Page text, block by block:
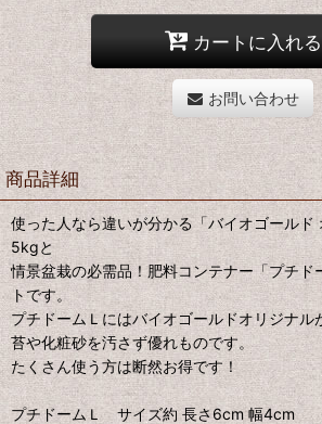
カートに入れる
お問い合わせ
商品詳細
使った人なら違いが分かる「バイオゴールド
5kgと
情景盆栽の必需品！肥料コンテナー「プチド
トです。
プチドームＬにはバイオゴールドオリジナル
苔や化粧砂を汚さず優れものです。
たくさん使う方は断然お得です！
プチドームＬ サイズ約 長さ6cm 幅4cm